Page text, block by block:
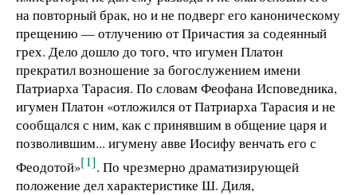
на повторный брак, но и не подверг его каноническому
прещению — отлучению от Причастия за содеянный
грех. Дело дошло до того, что игумен Платон
прекратил возношение за богослужением имени
Патриарха Тарасия. По словам Феофана Исповедника,
игумен Платон «отложился от Патриарха Тарасия и не
сообщался с ним, как с принявшим в общение царя и
позволившим... игумену авве Иосифу венчать его с
Феодотой»[1]. По чрезмерно драматизирующей
положение дел характеристике Ш. Диля,